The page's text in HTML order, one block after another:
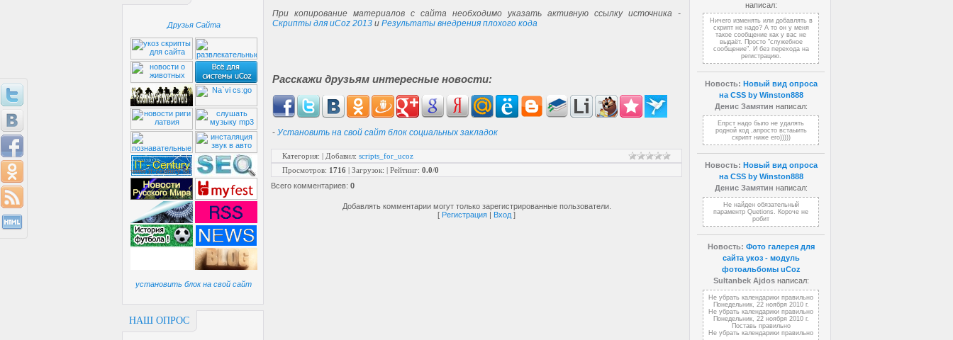
Друзья Сайта
установить блок на свой сайт
НАШ ОПРОС
написал:
Ничего изменять или добавлять в
скрипт не надо? А то он у меня
такое сообщение как у вас не
выдаёт. Просто "служебное
сообщение". И без перехода на
регистрацию.
Новость: Новый вид опроса
на CSS by Winston888
Денис Замятин написал:
Епрст надо было не удалять
родной код ,апросто встаыить
скрипт ниже его)))))
Новость: Новый вид опроса
на CSS by Winston888
Денис Замятин написал:
Не найден обязательный
параментр Quetions. Короче не
робит
Новость: Фото галерея для
сайта укоз - модуль
фотоальбомы uCoz
Sultanbek Ajdosнаписал:
Не убрать календарики правильно
Понедельник, 22 ноября 2010 г.
Не убрать календарики правильно
Понедельник, 22 ноября 2010 г.
Поставь правильно
Не убрать календарики правильно
При копирование материалов с сайта необходимо указать активную ссылку источника -
Скрипты для uCoz 2013 и Результаты внедрения плохого кода
Расскажи друзьям интересные новости:
- Установить на свой сайт блок социальных закладок
Категория: | Добавил: scripts_for_ucoz
Просмотров: 1716 | Загрузок: | Рейтинг: 0.0/0
Всего комментариев: 0
Добавлять комментарии могут только зарегистрированные пользователи.
[ Регистрация | Вход ]